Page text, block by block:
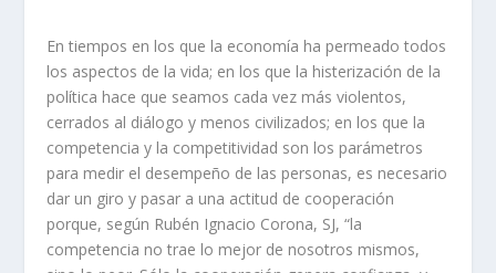
En tiempos en los que la economía ha permeado todos
los aspectos de la vida; en los que la histerización de la
política hace que seamos cada vez más violentos,
cerrados al diálogo y menos civilizados; en los que la
competencia y la competitividad son los parámetros
para medir el desempeño de las personas, es necesario
dar un giro y pasar a una actitud de cooperación
porque, según Rubén Ignacio Corona, SJ, “la
competencia no trae lo mejor de nosotros mismos,